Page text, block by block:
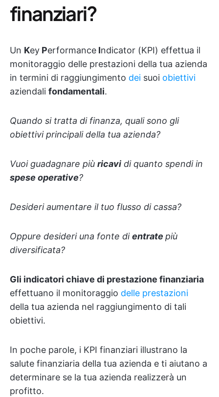
finanziari?
Un Key Performance Indicator (KPI) effettua il
monitoraggio delle prestazioni della tua azienda
in termini di raggiungimento dei suoi obiettivi
aziendali fondamentali.
Quando si tratta di finanza, quali sono gli
obiettivi principali della tua azienda?
Vuoi guadagnare più ricavi di quanto spendi in
spese operative?
Desideri aumentare il tuo flusso di cassa?
Oppure desideri una fonte dientrate più
diversificata?
Gli indicatori chiave di prestazione finanziaria
effettuano il monitoraggio delle prestazioni
della tua azienda nel raggiungimento di tali
obiettivi.
In poche parole, i KPI finanziari illustrano la
salute finanziaria della tua azienda e ti aiutano a
determinare se la tua azienda realizzerà un
profitto.